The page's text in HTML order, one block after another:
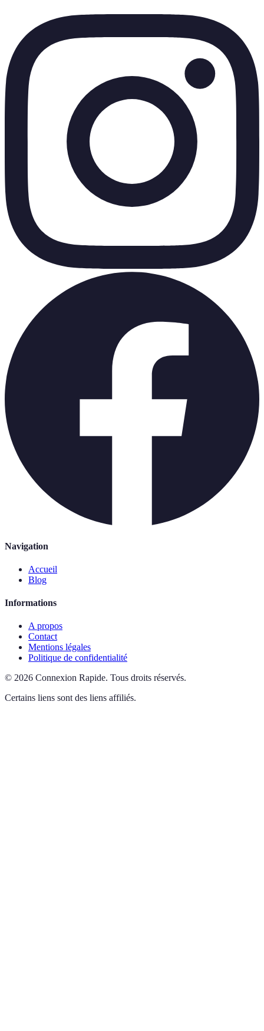
Navigation
Accueil
Blog
Informations
A propos
Contact
Mentions légales
Politique de confidentialité
© 2026 Connexion Rapide. Tous droits réservés.
Certains liens sont des liens affiliés.